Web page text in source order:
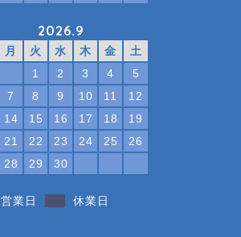
2026.9
月 火 水 木 金
土
1
2 3 4
5
7 8 9 10 11
12
14 15 16 17 18
19
21 22 23 24 25
26
28 29 30
営業日 休業日